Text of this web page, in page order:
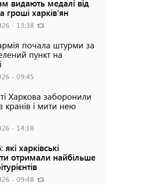
видають медалі від
гроші харків'ян
- 13:38
почала штурми за
пункт на
- 09:45
Харкова заборонили
кранів і мити нею
- 14:18
харківські
отримали найбільше
- 09:48